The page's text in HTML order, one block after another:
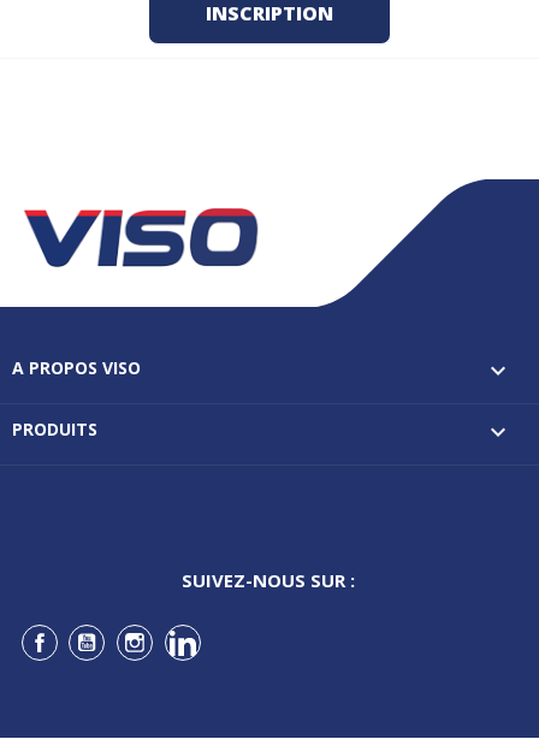
A PROPOS VISO 
PRODUITS 
SUIVEZ-NOUS SUR :
Facebook
YouTubeInstagramLinkedIn